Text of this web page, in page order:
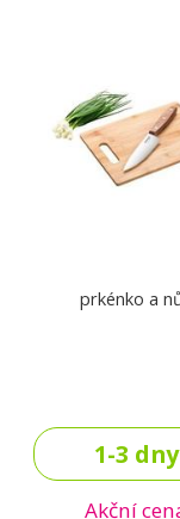
prkénko a
1-3 dny
Akční